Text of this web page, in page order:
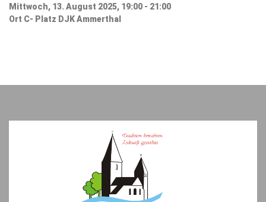
Mittwoch, 13. August 2025, 19:00 - 21:00
Ort C- Platz DJK Ammerthal